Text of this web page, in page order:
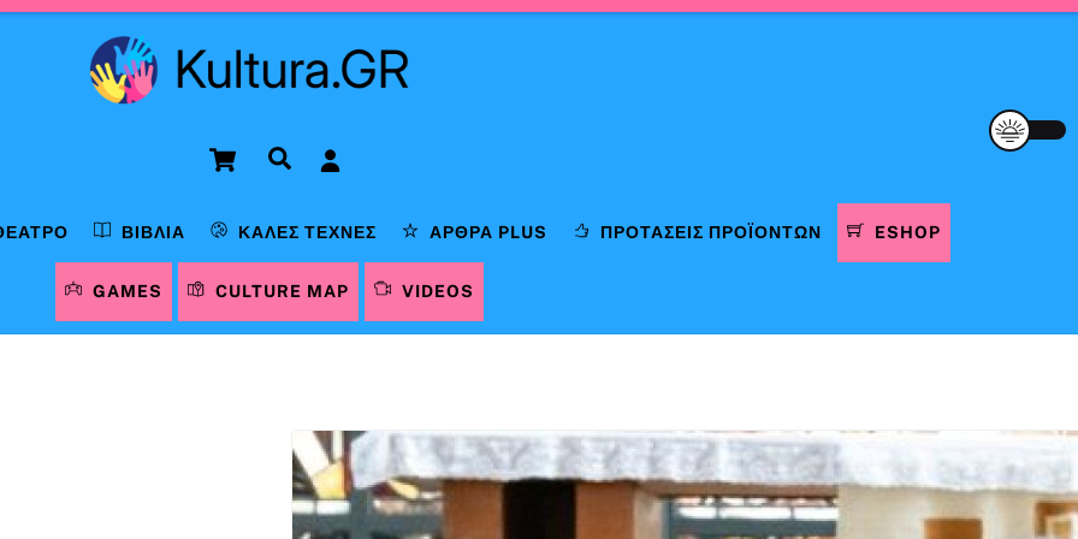
Cart Αναζήτηση
ΒΙΒΛΊΑ ΚΑΛΈΣ ΤΈΧΝΕΣ ΆΡΘΡΑ PLUS ΠΡΟΤΆΣΕΙΣ ΠΡΟΪΌΝΤΩΝ ESHOP
GAMES CULTURE MAP VIDEOS